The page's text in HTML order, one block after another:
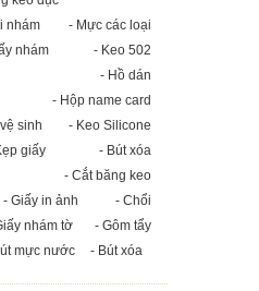
nhám
- Mực các loại
nhám
- Keo 502
- Hồ dán
- Hộp name card
sinh
- Keo Silicone
giấy
- Bút xóa
- Cắt băng keo
- Giấy in ảnh
- Chổi
nhám tờ
- Gôm tẩy
mực nước - Bút xóa